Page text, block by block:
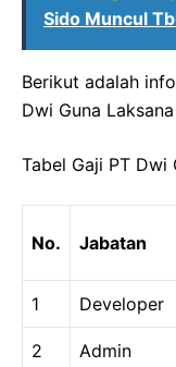
Sido Muncul
Berikut adalah
Dwi Guna
Tabel Gaji PT Dwi
No. Jabatan
1 Developer
2 Admin